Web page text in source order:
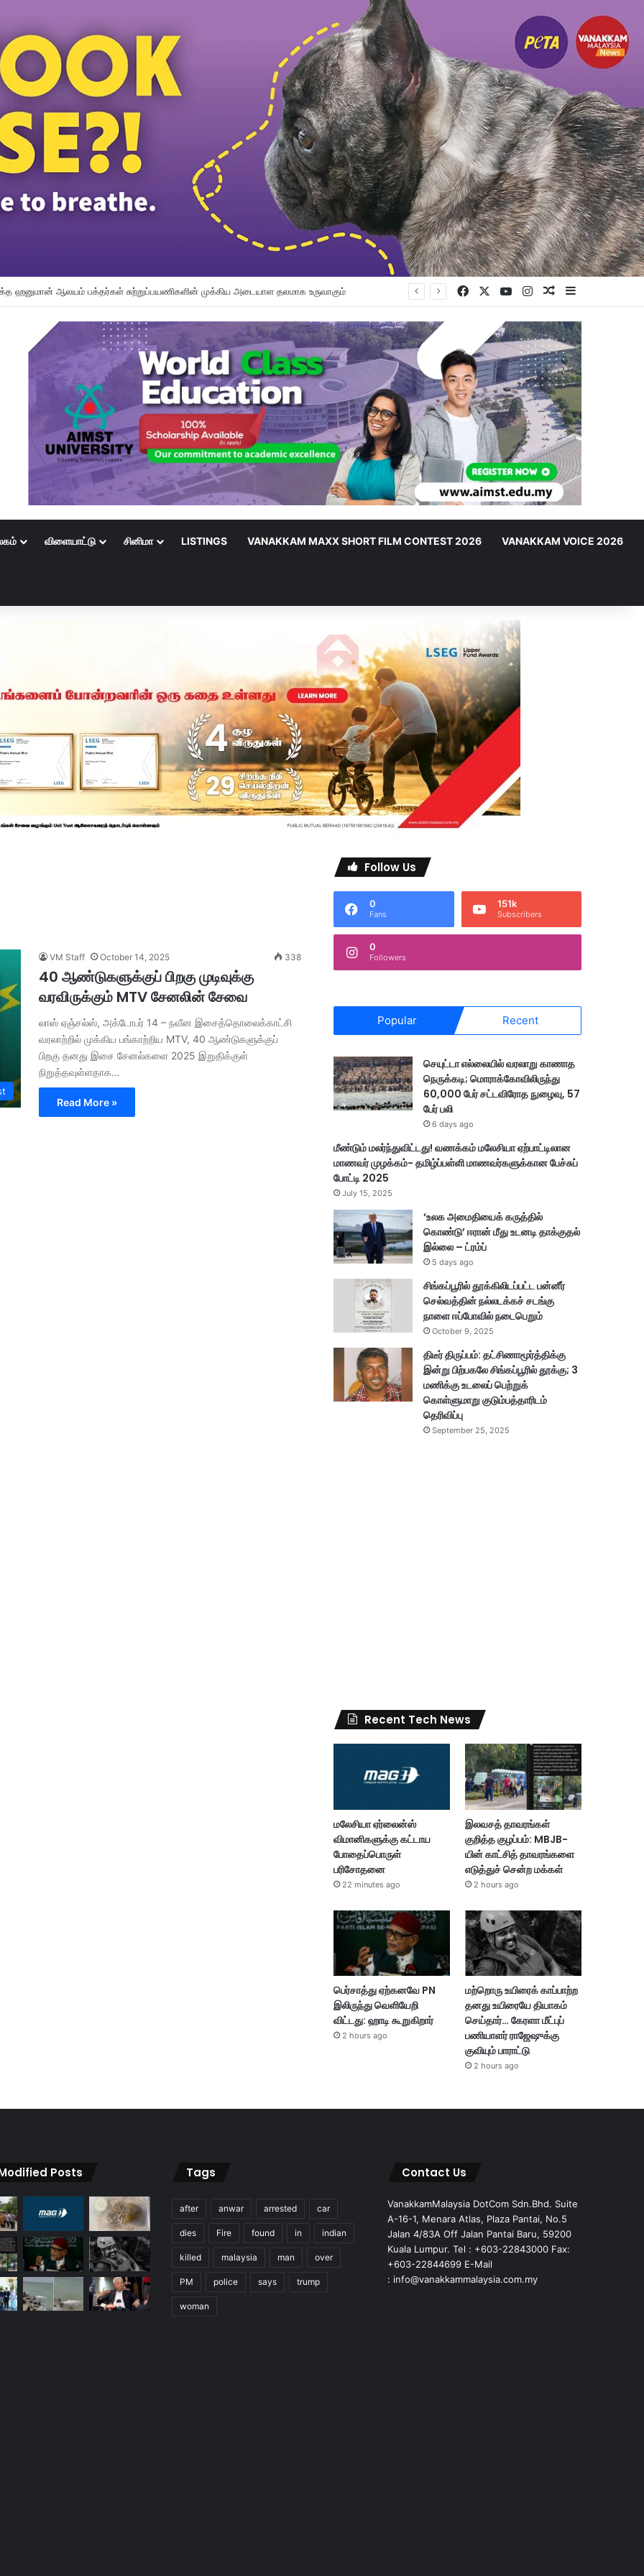
விமானிகளுக்கு கட்டாய போதைப்பொருள் பரிசோதனை Facebook YouTubeInstagramRandom Article
விளையாட்டு சினிமா LISTINGS VANAKKAM MAXX SHORT FILM CONTEST 2026 VANAKKAM VOICE 2026
VM Staff October 14, 2025 338
40 ஆண்டுகளுக்குப் பிறகு முடிவுக்கு
வரவிருக்கும் MTV சேனலின் சேவை
லாஸ் ஏஞ்சல்ஸ், அக்டோபர் 14 – நவீன இசைத்தொலைக்காட்சி
வரலாற்றில் முக்கிய பங்காற்றிய MTV, 40 ஆண்டுகளுக்குப்
பிறகு தனது இசை சேனல்களை 2025 இறுதிக்குள்
நிறுத்தவுள்ளதாக…
Read More »
Follow Us
0
Fans
151k
Subscribers
0
Followers
Popular Recent
செயுட்டா எல்லையில் வரலாறு காணாத
நெருக்கடி; மொராக்கோவிலிருந்து
60,000 பேர் சட்டவிரோத நுழைவு, 57
பேர் பலி
6 days ago
மீண்டும் மலர்ந்துவிட்டது! வணக்கம் மலேசியா ஏற்பாட்டிலான
மாணவர் முழக்கம்- தமிழ்ப்பள்ளி மாணவர்களுக்கான பேச்சுப்
போட்டி 2025
July 15, 2025
‘உலக அமைதியைக் கருத்தில்
கொண்டு’ ஈரான் மீது உடனடி தாக்குதல்
இல்லை – ட்ரம்ப்
5 days ago
சிங்கப்பூரில் தூக்கிலிடப்பட்ட பன்னீர்
செல்வத்தின் நல்லடக்கச் சடங்கு
நாளை ஈப்போவில் நடைபெறும்
October 9, 2025
திடீர் திருப்பம்: தட்சிணாமூர்த்திக்கு
இன்று பிற்பகலே சிங்கப்பூரில் தூக்கு; 3
மணிக்கு உடலைப் பெற்றுக்
கொள்ளுமாறு குடும்பத்தாரிடம்
தெரிவிப்பு
September 25, 2025
Recent Tech News
மலேசியா ஏர்லைன்ஸ்
விமானிகளுக்கு கட்டாய
போதைப்பொருள்
பரிசோதனை
22 minutes ago
இலவசத் தாவரங்கள்
குறித்த குழப்பம்: MBJB-
யின் காட்சித் தாவரங்களை
எடுத்துச் சென்ற மக்கள்
2 hours ago
பெர்சாத்து ஏற்கனவே PN
இலிருந்து வெளியேறி
விட்டது: ஹாடி கூறுகிறார்
2 hours ago
மற்றொரு உயிரைக் காப்பாற்ற
தனது உயிரையே தியாகம்
செய்தார்… கேரளா மீட்புப்
பணியாளர் ராஜேஷுக்கு
குவியும் பாராட்டு
2 hours ago
Posts Tags
after anwar arrested car
dies Fire found in indian
killed malaysia man over
PM police says trump
woman
Contact Us
VanakkamMalaysia DotCom Sdn.Bhd. Suite
A-16-1, Menara Atlas, Plaza Pantai, No.5
Jalan 4/83A Off Jalan Pantai Baru, 59200
Kuala Lumpur. Tel : +603-22843000 Fax:
+603-22844699 E-Mail
: info@vanakkammalaysia.com.my